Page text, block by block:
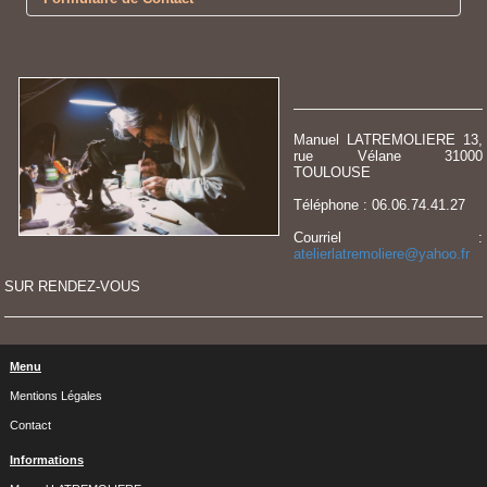
E-mail*
Sujet*
Message *
adresse
Envoyer
Manuel LATREMOLIERE 13,
rue Vélane 31000
TOULOUSE
Téléphone : 06.06.74.41.27
Courriel :
atelierlatremoliere@yahoo.fr
SUR RENDEZ-VOUS
Menu
Mentions Légales
Contact
Informations